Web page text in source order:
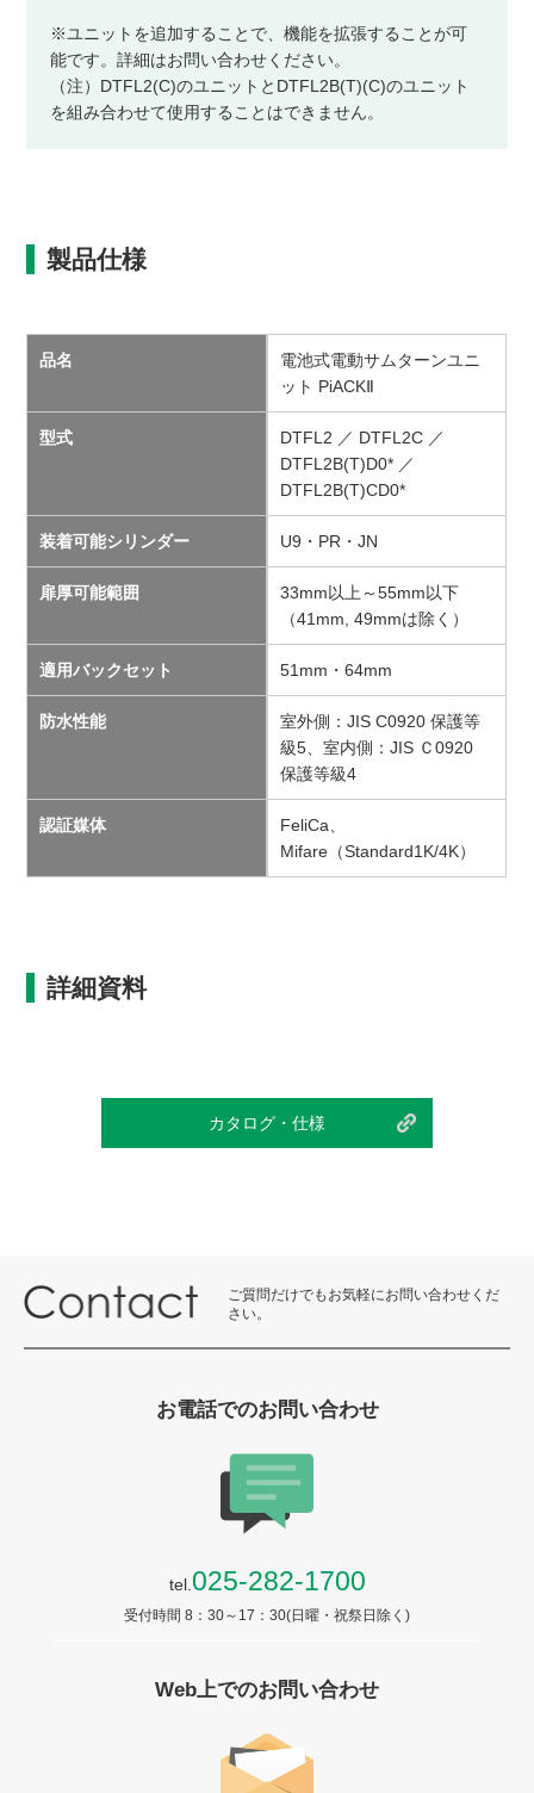
※ユニットを追加することで、機能を拡張することが可
能です。詳細はお問い合わせください。
（注）DTFL2(C)のユニットとDTFL2B(T)(C)のユニット
を組み合わせて使用することはできません。
製品仕様
品名
電池式電動サムターンユニ
ット PiACKⅡ
型式
DTFL2 ／ DTFL2C ／
DTFL2B(T)D0* ／
DTFL2B(T)CD0*
装着可能シリンダー U9・PR・JN
扉厚可能範囲
33mm以上～55mm以下
（41mm, 49mmは除く）
適用バックセット 51mm・64mm
防水性能
室外側：JIS C0920 保護等
級5、室内側：JIS Ｃ0920
保護等級4
認証媒体
FeliCa、
Mifare（Standard1K/4K）
詳細資料
カタログ・仕様
ご質問だけでもお気軽にお問い合わせくだ
さい。
お電話でのお問い合わせ
tel.025-282-1700
受付時間 8：30～17：30(日曜・祝祭日除く)
Web上でのお問い合わせ